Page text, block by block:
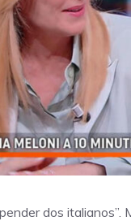
dos italianos”.